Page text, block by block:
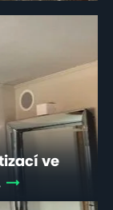
ve